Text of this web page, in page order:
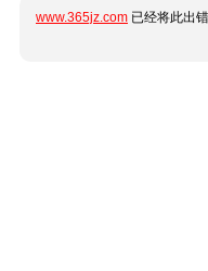
www.365jz.com 已经将此出